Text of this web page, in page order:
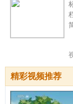
精彩视频推荐